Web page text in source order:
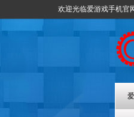
欢迎光临爱游戏手机官